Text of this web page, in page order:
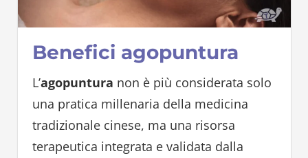
Benefici agopuntura
L’agopuntura non è più considerata solo
una pratica millenaria della medicina
tradizionale cinese, ma una risorsa
terapeutica integrata e validata dalla